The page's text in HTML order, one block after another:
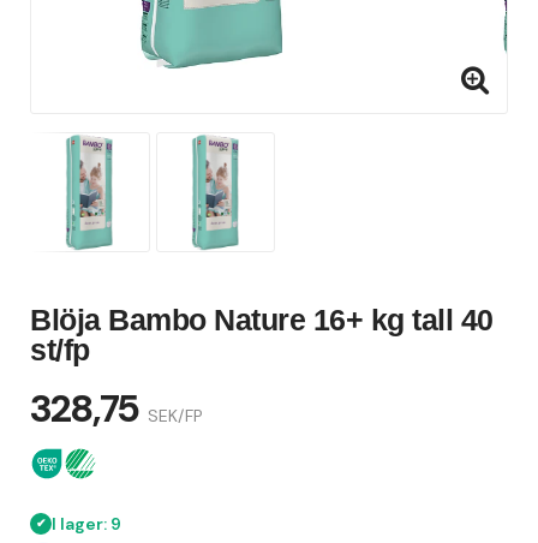
Blöja Bambo Nature 16+ kg tall 40
st/fp
328,75 SEK/FP
I lager: 9